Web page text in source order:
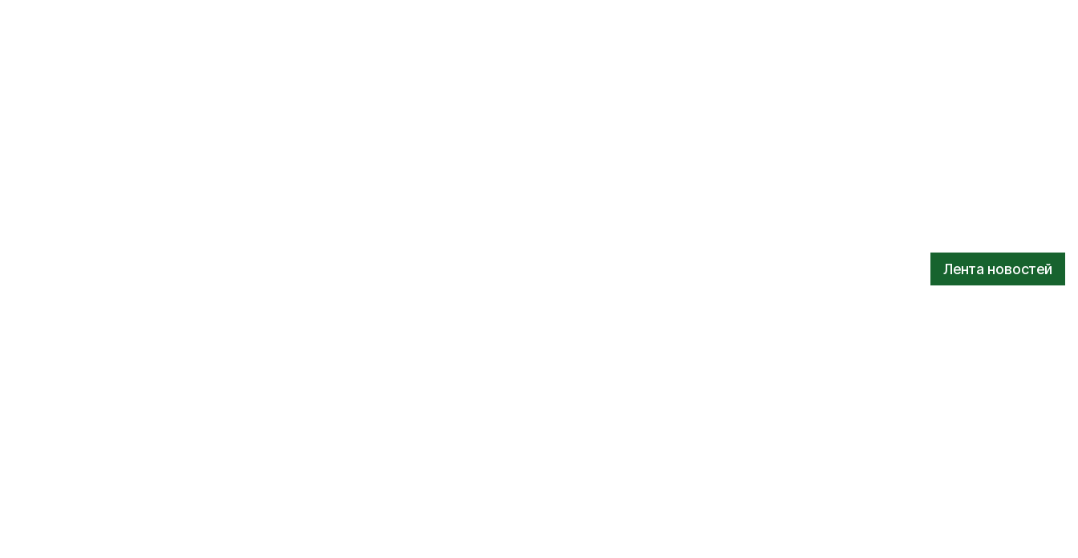
Лента новостей